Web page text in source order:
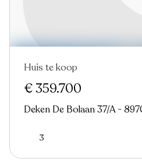
Huis te koop
€ 359.700
Deken De Bolaan 37/A -
3